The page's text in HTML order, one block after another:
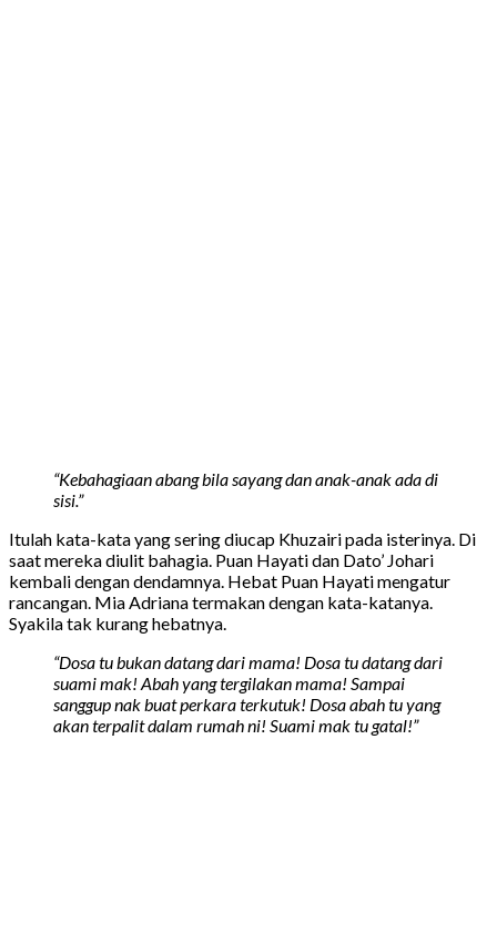
“Kebahagiaan abang bila sayang dan anak-anak ada di
sisi.”
Itulah kata-kata yang sering diucap Khuzairi pada isterinya. Di
saat mereka diulit bahagia. Puan Hayati dan Dato’ Johari
kembali dengan dendamnya. Hebat Puan Hayati mengatur
rancangan. Mia Adriana termakan dengan kata-katanya.
Syakila tak kurang hebatnya.
“Dosa tu bukan datang dari mama! Dosa tu datang dari
suami mak! Abah yang tergilakan mama! Sampai
sanggup nak buat perkara terkutuk! Dosa abah tu yang
akan terpalit dalam rumah ni! Suami mak tu gatal!”